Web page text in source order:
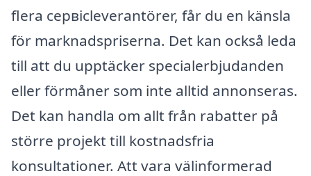
flera сервісleverantörer, får du en känsla
för marknadspriserna. Det kan också leda
till att du upptäcker specialerbjudanden
eller förmåner som inte alltid annonseras.
Det kan handla om allt från rabatter på
större projekt till kostnadsfria
konsultationer. Att vara välinformerad